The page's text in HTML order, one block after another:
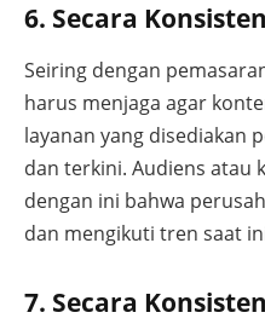
6. Secara
Seiring dengan
harus menjaga agar
layanan yang disediakan
dan terkini. Audiens atau
dengan ini bahwa
dan mengikuti tren saat
7. Secara